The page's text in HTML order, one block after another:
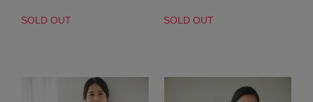
SOLD OUT SOLD OUT